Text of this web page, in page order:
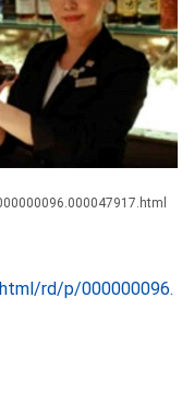
rd/p/000000096.